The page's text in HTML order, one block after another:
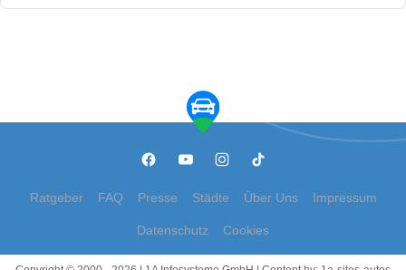
Ratgeber FAQ Presse Städte Über Uns Impressum
Datenschutz Cookies